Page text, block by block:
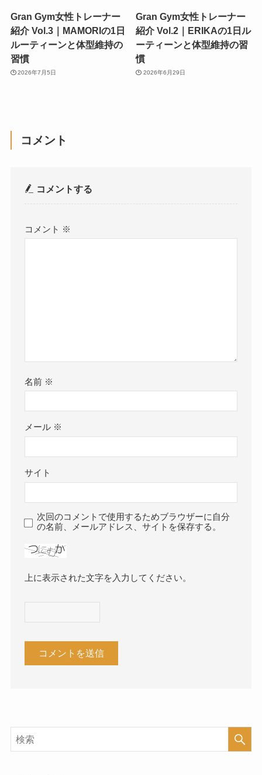
Gran Gym女性トレーナー
紹介 Vol.3｜MAMORIの1日
ルーティーンと体型維持の
習慣
2026年7月5日
Gran Gym女性トレーナー
紹介 Vol.2｜ERIKAの1日ル
ーティーンと体型維持の習
慣
2026年6月29日
コメント
コメントする
コメント ※
名前 ※
メール ※
サイト
次回のコメントで使用するためブラウザーに自分
の名前、メールアドレス、サイトを保存する。
上に表示された文字を入力してください。